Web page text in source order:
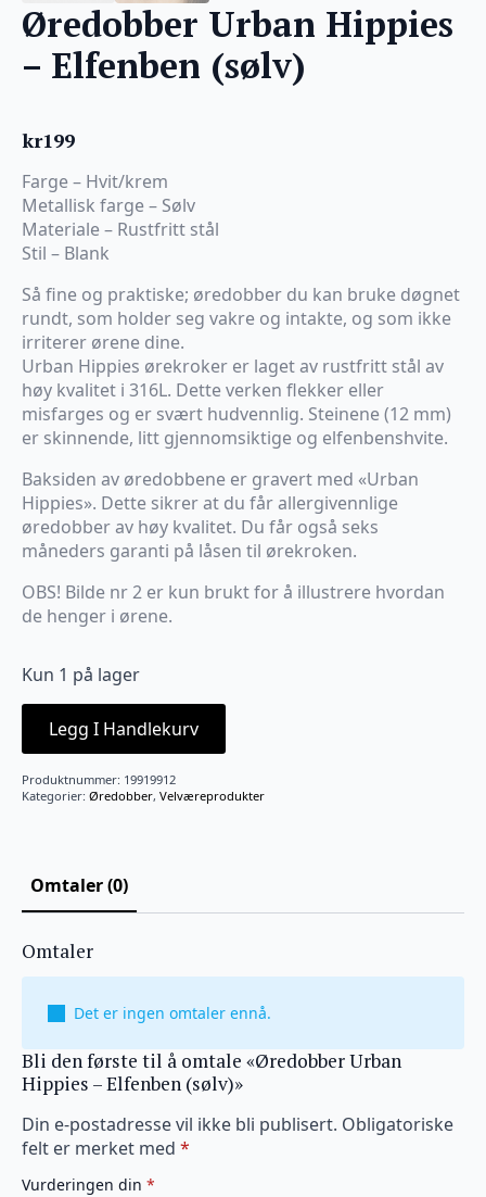
Øredobber Urban Hippies
– Elfenben (sølv)
kr199
Farge – Hvit/krem
Metallisk farge – Sølv
Materiale – Rustfritt stål
Stil – Blank
Så fine og praktiske; øredobber du kan bruke døgnet
rundt, som holder seg vakre og intakte, og som ikke
irriterer ørene dine.
Urban Hippies ørekroker er laget av rustfritt stål av
høy kvalitet i 316L. Dette verken flekker eller
misfarges og er svært hudvennlig. Steinene (12 mm)
er skinnende, litt gjennomsiktige og elfenbenshvite.
Baksiden av øredobbene er gravert med «Urban
Hippies». Dette sikrer at du får allergivennlige
øredobber av høy kvalitet. Du får også seks
måneders garanti på låsen til ørekroken.
OBS! Bilde nr 2 er kun brukt for å illustrere hvordan
de henger i ørene.
Kun 1 på lager
Legg I Handlekurv
Produktnummer: 19919912
Kategorier: Øredobber, Velværeprodukter
Omtaler (0)
Omtaler
Det er ingen omtaler ennå.
Bli den første til å omtale «Øredobber Urban
Hippies – Elfenben (sølv)»
Din e-postadresse vil ikke bli publisert. Obligatoriske
felt er merket med *
Vurderingen din *